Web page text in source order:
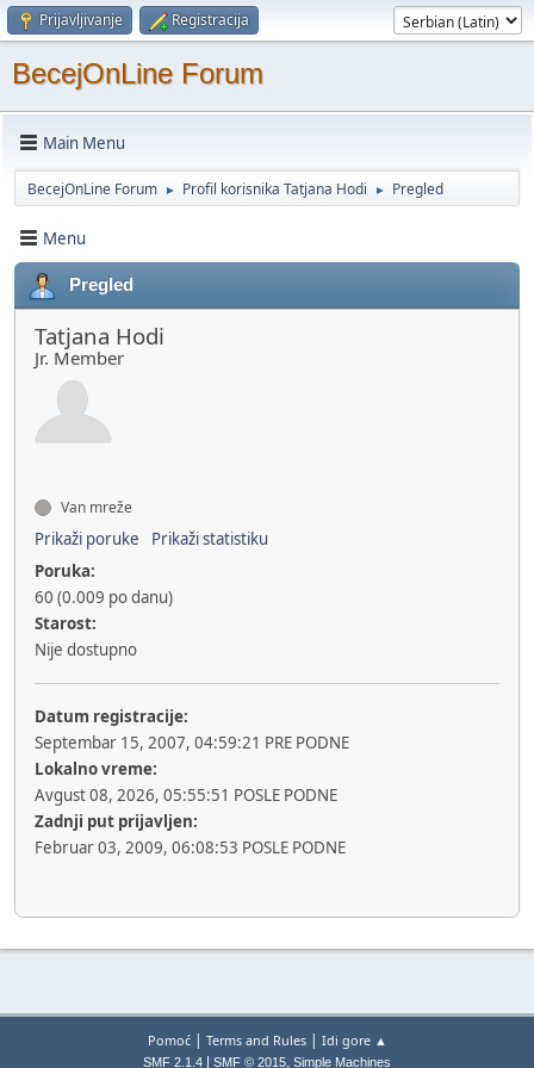
Prijavljivanje Registracija
BecejOnLine Forum
Main Menu
BecejOnLine Forum ► Profil korisnika Tatjana Hodi ► Pregled
Menu
Pregled
Tatjana Hodi
Jr. Member
Van mreže
Prikaži poruke
Prikaži statistiku
Poruka:
60 (0.009 po danu)
Starost:
Nije dostupno
Datum registracije:
Septembar 15, 2007, 04:59:21 PRE PODNE
Lokalno vreme:
Avgust 08, 2026, 05:55:51 POSLE PODNE
Zadnji put prijavljen:
Februar 03, 2009, 06:08:53 POSLE PODNE
Pomoć| Terms and Rules| Idi gore ▲
SMF 2.1.4 SMF © 2015, Simple Machines